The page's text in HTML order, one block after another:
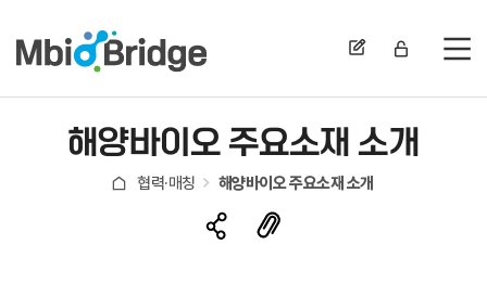
전
해양바이오 주요소재 소개
협력·매칭 해양바이오 주요소재 소개